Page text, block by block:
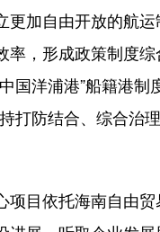
加自由开放的航
，形成政策制度
国洋浦港”船籍港制
打防结合、综合治
目依托海南自由贸